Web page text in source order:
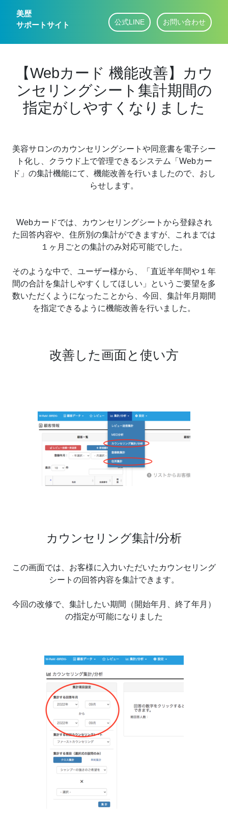
美歴
サポートサイト
公式LINE お問い合わせ
【Webカード 機能改善】カウ
ンセリングシート集計期間の
指定がしやすくなりました
美容サロンのカウンセリングシートや同意書を電子シー
ト化し、クラウド上で管理できるシステム「Webカー
ド」の集計機能にて、機能改善を行いましたので、おし
らせします。
Webカードでは、カウンセリングシートから登録され
た回答内容や、住所別の集計ができますが、これまでは
１ヶ月ごとの集計のみ対応可能でした。
そのような中で、ユーザー様から、「直近半年間や１年
間の合計を集計しやすくしてほしい」というご要望を多
数いただくようになったことから、今回、集計年月期間
を指定できるように機能改善を行いました。
改善した画面と使い方
カウンセリング集計/分析
この画面では、お客様に入力いただいたカウンセリング
シートの回答内容を集計できます。
今回の改修で、集計したい期間（開始年月、終了年月）
の指定が可能になりました